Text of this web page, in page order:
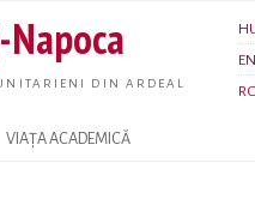
DIN ARDEAL
EN
VIAȚA ACADEMICĂ